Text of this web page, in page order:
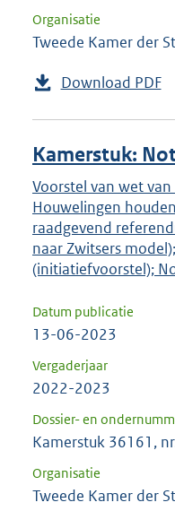
Organisatie
Tweede Kamer der
Download PDF
Kamerstuk:
Voorstel van wet
Houwelingen
raadgevend
naar Zwitsers
(initiatiefvoorstel);
Datum publicatie
13-06-2023
Vergaderjaar
2022-2023
Dossier- en
Kamerstuk 36161,
Organisatie
Tweede Kamer der